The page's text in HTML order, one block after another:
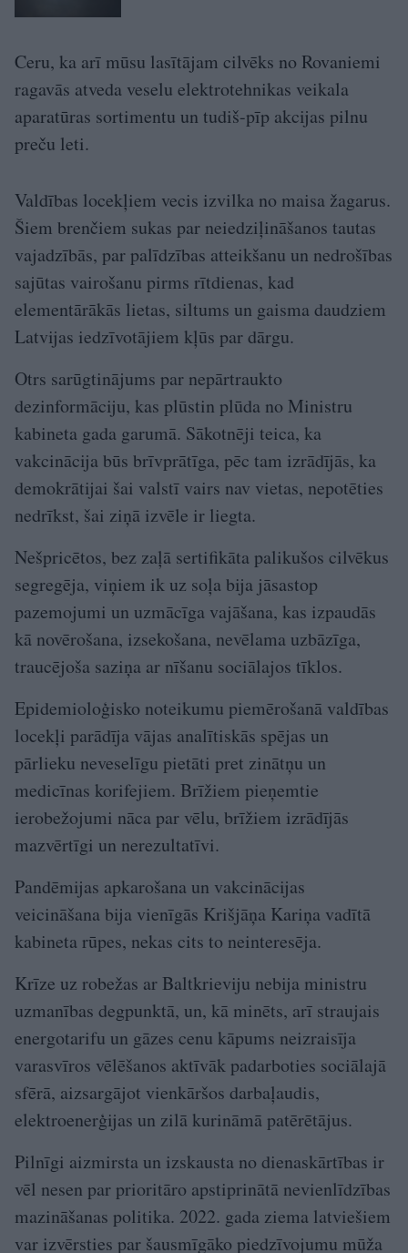
Ceru, ka arī mūsu lasītājam cilvēks no Rovaniemi
ragavās atveda veselu elektrotehnikas veikala
aparatūras sortimentu un tudiš-pīp akcijas pilnu
preču leti.
Valdības locekļiem vecis izvilka no maisa žagarus.
Šiem brenčiem sukas par neiedziļināšanos tautas
vajadzībās, par palīdzības atteikšanu un nedrošības
sajūtas vairošanu pirms rītdienas, kad
elementārākās lietas, siltums un gaisma daudziem
Latvijas iedzīvotājiem kļūs par dārgu.
Otrs sarūgtinājums par nepārtraukto
dezinformāciju, kas plūstin plūda no Ministru
kabineta gada garumā. Sākotnēji teica, ka
vakcinācija būs brīvprātīga, pēc tam izrādījās, ka
demokrātijai šai valstī vairs nav vietas, nepotēties
nedrīkst, šai ziņā izvēle ir liegta.
Nešpricētos, bez zaļā sertifikāta palikušos cilvēkus
segregēja, viņiem ik uz soļa bija jāsastop
pazemojumi un uzmācīga vajāšana, kas izpaudās
kā novērošana, izsekošana, nevēlama uzbāzīga,
traucējoša saziņa ar nīšanu sociālajos tīklos.
Epidemioloģisko noteikumu piemērošanā valdības
locekļi parādīja vājas analītiskās spējas un
pārlieku neveselīgu pietāti pret zinātņu un
medicīnas korifejiem. Brīžiem pieņemtie
ierobežojumi nāca par vēlu, brīžiem izrādījās
mazvērtīgi un nerezultatīvi.
Pandēmijas apkarošana un vakcinācijas
veicināšana bija vienīgās Krišjāņa Kariņa vadītā
kabineta rūpes, nekas cits to neinteresēja.
Krīze uz robežas ar Baltkrieviju nebija ministru
uzmanības degpunktā, un, kā minēts, arī straujais
energotarifu un gāzes cenu kāpums neizraisīja
varasvīros vēlēšanos aktīvāk padarboties sociālajā
sfērā, aizsargājot vienkāršos darbaļaudis,
elektroenerģijas un zilā kurināmā patērētājus.
Pilnīgi aizmirsta un izskausta no dienaskārtības ir
vēl nesen par prioritāro apstiprinātā nevienlīdzības
mazināšanas politika. 2022. gada ziema latviešiem
var izvērsties par šausmīgāko piedzīvojumu mūža